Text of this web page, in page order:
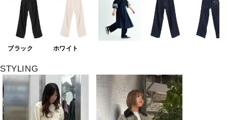
ブラック ホワイト
STYLING